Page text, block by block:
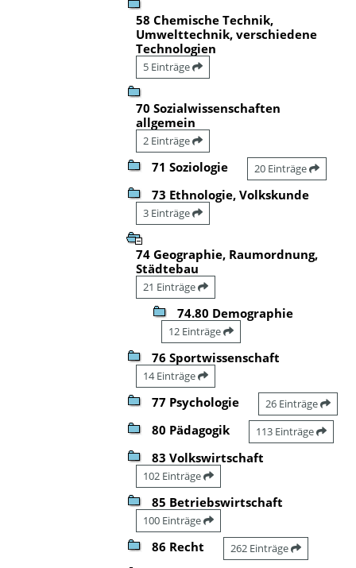
58 Chemische Technik,
Umwelttechnik, verschiedene
Technologien
5 Einträge
70 Sozialwissenschaften
allgemein
2 Einträge
71 Soziologie 20 Einträge
73 Ethnologie, Volkskunde
3 Einträge
74 Geographie, Raumordnung,
Städtebau
21 Einträge
74.80 Demographie
12 Einträge
76 Sportwissenschaft
14 Einträge
77 Psychologie 26 Einträge
80 Pädagogik 113 Einträge
83 Volkswirtschaft
102 Einträge
85 Betriebswirtschaft
100 Einträge
86 Recht 262 Einträge